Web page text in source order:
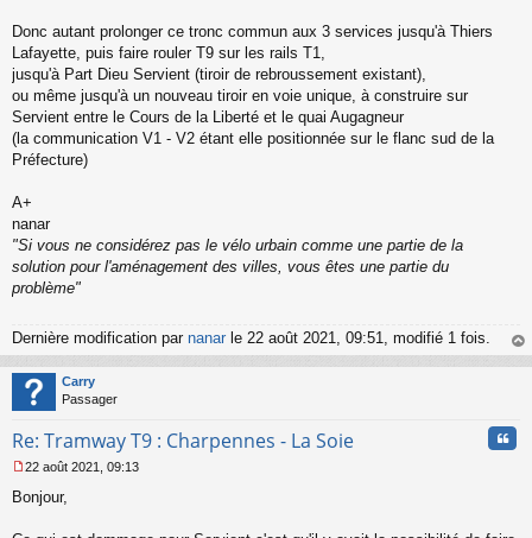
Donc autant prolonger ce tronc commun aux 3 services jusqu'à Thiers
Lafayette, puis faire rouler T9 sur les rails T1,
jusqu'à Part Dieu Servient (tiroir de rebroussement existant),
ou même jusqu'à un nouveau tiroir en voie unique, à construire sur
Servient entre le Cours de la Liberté et le quai Augagneur
(la communication V1 - V2 étant elle positionnée sur le flanc sud de la
Préfecture)
A+
nanar
"Si vous ne considérez pas le vélo urbain comme une partie de la
solution pour l'aménagement des villes, vous êtes une partie du
problème"
Dernière modification par nanar le 22 août 2021, 09:51, modifié 1 fois.
au
Carry
Passager
Re: Tramway T9 : Charpennes - La Soie
e
22 août 2021, 09:13
Bonjour,